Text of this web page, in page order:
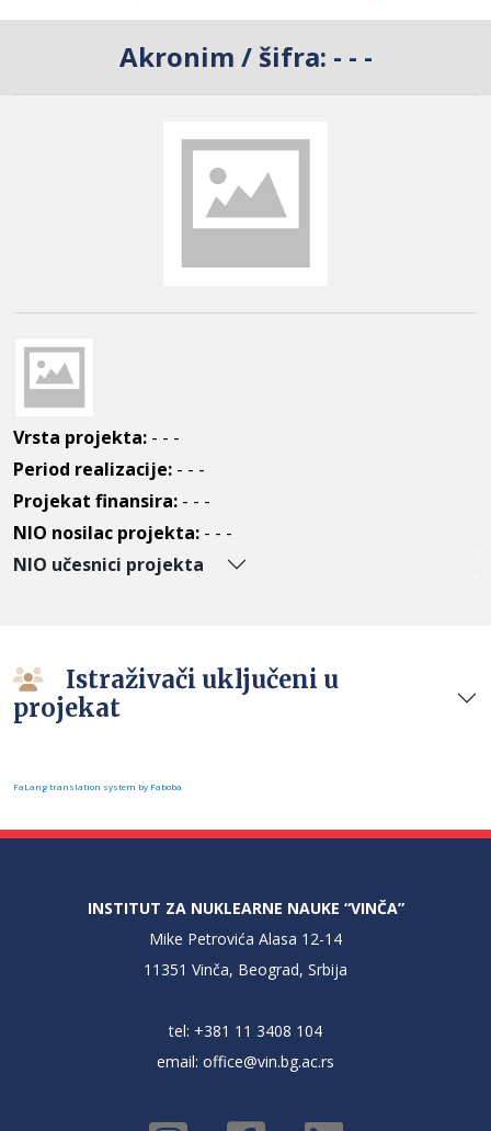
Akronim / šifra: - - -
Vrsta projekta: - - -
Period realizacije: - - -
Projekat finansira: - - -
NIO nosilac projekta: - - -
NIO učesnici projekta
Istraživači uključeni u
projekat
FaLang translation system by Faboba
INSTITUT ZA NUKLEARNE NAUKE “VINČA”
Mike Petrovića Alasa 12-14
11351 Vinča, Beograd, Srbija
tel: +381 11 3408 104
email: office@vin.bg.ac.rs